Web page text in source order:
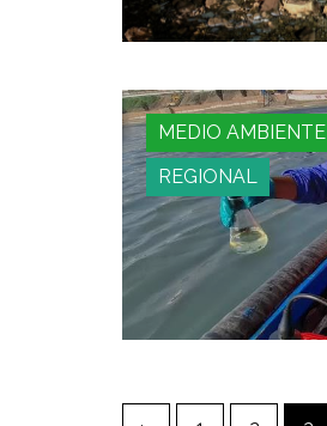
MEDIO AMBIENTE
REGIONAL